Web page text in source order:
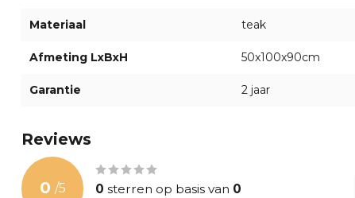
✔Duurzaam teakhout ✔Bestel
showroom in
Materiaal teak
Afmeting LxBxH 50x100x90cm
Garantie 2 jaar
Reviews
0 /5 0 sterren op basis van 0